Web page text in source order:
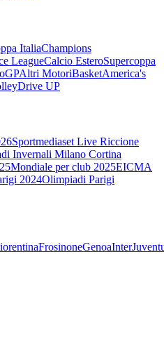
ItaliaChampions
LeagueCalcio EsteroSupercoppa
Altri MotoriBasketAmerica's
Drive UP
Sportmediaset Live Riccione
Invernali Milano Cortina
Mondiale per club 2025EICMA
2024Olimpiadi Parigi
FrosinoneGenoaInter